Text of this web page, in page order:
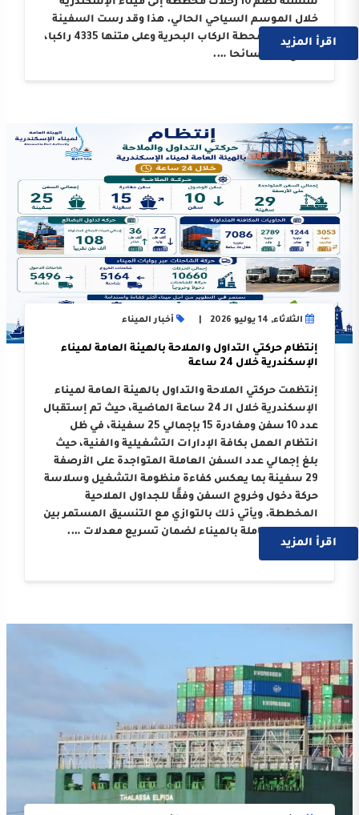
سلسلة تضم 10 رحلات مخططة إلى ميناء الإسكندرية
خلال الموسم السياحي الحالي. هذا وقد رست السفينة
على أرصفة محطة الركاب البحرية وعلى متنها 4335 راكبا،
اقرأ المزيد
الثلاثاء, 14 يوليو 2026 أخبار الميناء
إنتظام حركتي التداول والملاحة بالهيئة العامة لميناء
الإسكندرية خلال 24 ساعة
إنتظمت حركتي الملاحة والتداول بالهيئة العامة لميناء
الإسكندرية خلال الـ 24 ساعة الماضية، حيث تم إستقبال
عدد 10 سفن ومغادرة 15 بإجمالي 25 سفينة، في ظل
انتظام العمل بكافة الإدارات التشغيلية والفنية، حيث
بلغ إجمالي عدد السفن العاملة المتواجدة على الأرصفة
29 سفينة بما يعكس كفاءة منظومة التشغيل وسلاسة
حركة دخول وخروج السفن وفقًا للجداول الملاحية
المخططة. ويأتي ذلك بالتوازي مع التنسيق المستمر بين
الجهات العاملة بالميناء لضمان تسريع معدلات ….
اقرأ المزيد